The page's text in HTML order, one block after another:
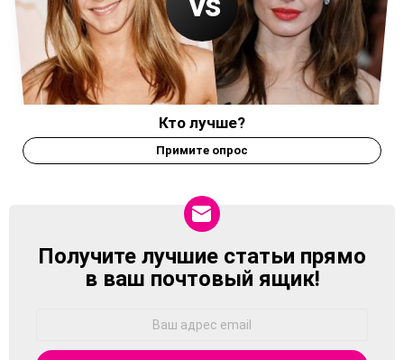
Кто лучше?
Примите опрос
NEWSLETTER
Получите лучшие статьи прямо
в ваш почтовый ящик!